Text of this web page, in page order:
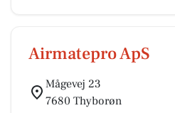
Airmatepro ApS
Mågevej 23
7680 Thyborøn